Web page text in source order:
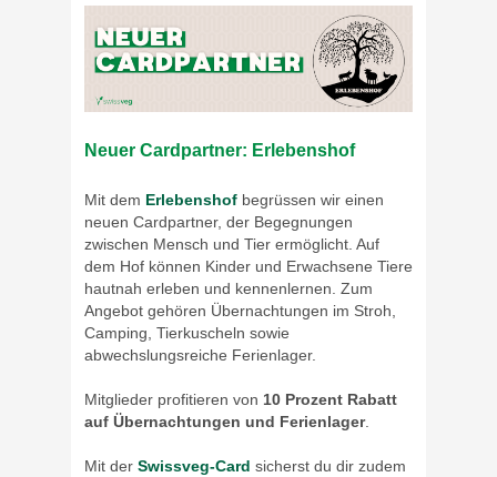
Neuer Cardpartner: Erlebenshof
Mit dem Erlebenshof begrüssen wir einen
neuen Cardpartner, der Begegnungen
zwischen Mensch und Tier ermöglicht. Auf
dem Hof können Kinder und Erwachsene Tiere
hautnah erleben und kennenlernen. Zum
Angebot gehören Übernachtungen im Stroh,
Camping, Tierkuscheln sowie
abwechslungsreiche Ferienlager.
Mitglieder profitieren von 10 Prozent Rabatt
auf Übernachtungen und Ferienlager.
Mit der Swissveg-Card sicherst du dir zudem